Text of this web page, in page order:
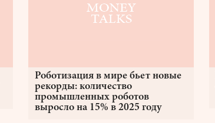
Роботизация в мире бьет новые
рекорды: количество
промышленных роботов
выросло на 15% в 2025 году